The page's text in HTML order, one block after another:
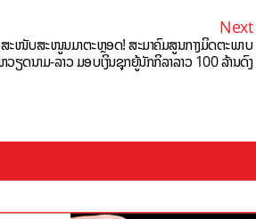
Next
ສະໜັບສະໜູນມາຕະຫຼອດ! ສະມາຄົມສູນກາງມິດຕະພາບ
ວຽດນາມ-ລາວ ມອບເງິນຊຸກຍູ້ນັກກິລາລາວ 100 ລ້ານດົງ